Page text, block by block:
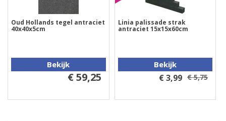
Oud Hollands tegel antraciet
40x40x5cm
Bekijk
€ 59,25
Linia palissade strak
antraciet 15x15x60cm
Bekijk
€ 3,99 € 5,75